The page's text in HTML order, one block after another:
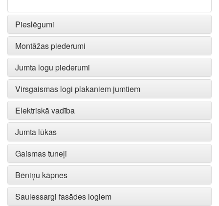
Pieslēgumi
Montāžas piederumi
Jumta logu piederumi
Virsgaismas logi plakaniem jumtiem
Elektriskā vadība
Jumta lūkas
Gaismas tuneļi
Bēniņu kāpnes
Saulessargi fasādes logiem